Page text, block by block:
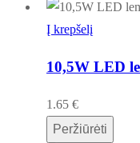
Į krepšelį
10,5W LED
1.65 €
Peržiūrėti